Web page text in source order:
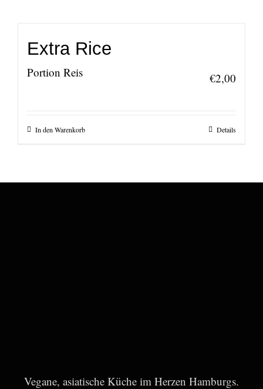
Extra Rice
Portion Reis €2,00
In den Warenkorb Details
Vegane, asiatische Küche im Herzen Hamburgs.